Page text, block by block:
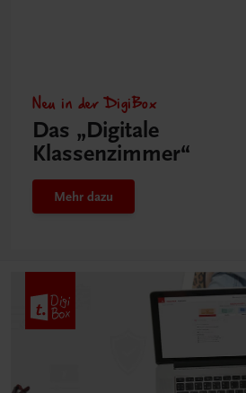
Neu in der DigiBox
Das „Digitale
Klassenzimmer“
Mehr dazu